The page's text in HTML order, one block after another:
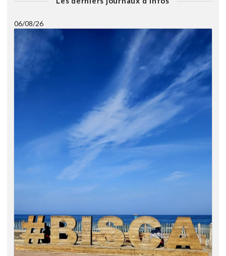
06/08/26